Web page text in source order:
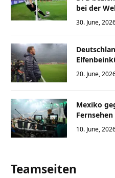
bei der
30. June,
20. June,
Mexiko
10. June,
Teamseiten